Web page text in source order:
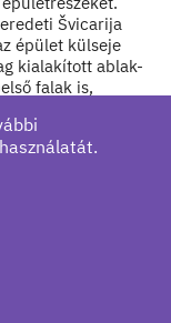
Švicarija
épület külseje
kialakított ablak-
falak is,
visszautal a
a túlnyúló fa
az
a fa
a